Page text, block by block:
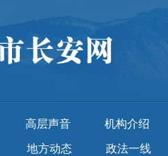
高层声音 机构介绍
地方动态 政法一线